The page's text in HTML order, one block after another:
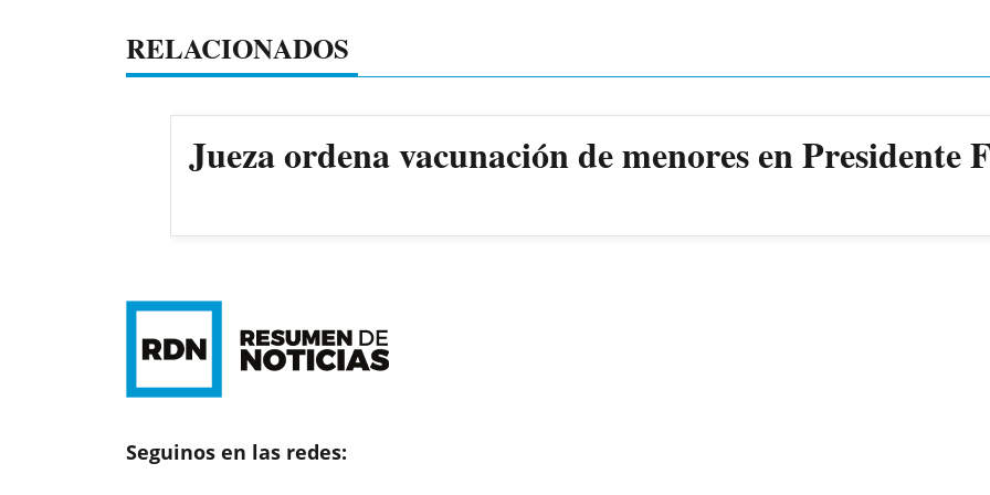
RELACIONADOS
Jueza ordena vacunación de menores en Presidente
Seguinos en las redes: